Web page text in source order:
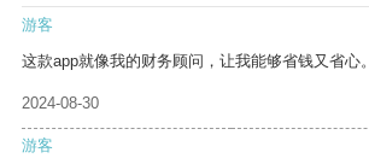
游客
这款app就像我的财务顾问，让我能够省钱又省心。
2024-08-30
游客